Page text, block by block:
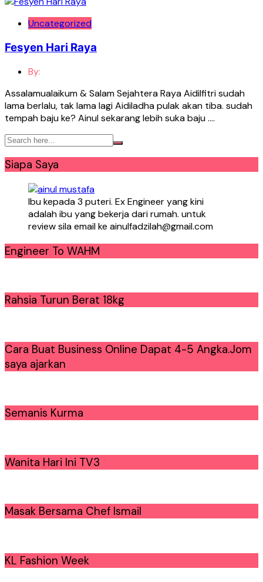
Uncategorized
Fesyen Hari Raya
By:
Assalamualaikum & Salam Sejahtera Raya Aidilfitri sudah
lama berlalu, tak lama lagi Aidiladha pulak akan tiba. sudah
tempah baju ke? Ainul sekarang lebih suka baju ….
Siapa Saya
Ibu kepada 3 puteri. Ex Engineer yang kini
adalah ibu yang bekerja dari rumah. untuk
review sila email ke ainulfadzilah@gmail.com
Engineer To WAHM
Rahsia Turun Berat 18kg
Cara Buat Business Online Dapat 4-5 Angka.Jom
saya ajarkan
Semanis Kurma
Wanita Hari Ini TV3
Masak Bersama Chef Ismail
KL Fashion Week